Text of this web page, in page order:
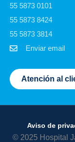
55 5873 0101
55 5873 8424
55 5873 3814
Enviar email
Atención al
Aviso de
© 2025 Hospital